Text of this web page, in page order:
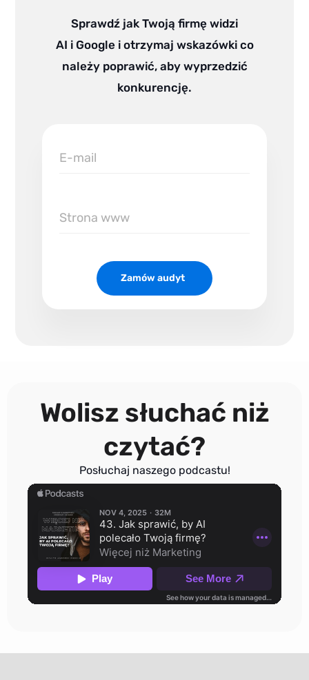
Sprawdź jak Twoją firmę widzi
AI i Google i otrzymaj wskazówki co
należy poprawić, aby wyprzedzić
konkurencję.
E-
Zamów audyt
Wolisz słuchać niż
czytać?
Posłuchaj naszego podcastu!